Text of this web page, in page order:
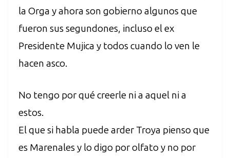
la Orga y ahora son gobierno algunos que
fueron sus segundones, incluso el ex
Presidente Mujica y todos cuando lo ven le
hacen asco.
No tengo por qué creerle ni a aquel ni a
estos.
El que si habla puede arder Troya pienso que
es Marenales y lo digo por olfato y no por